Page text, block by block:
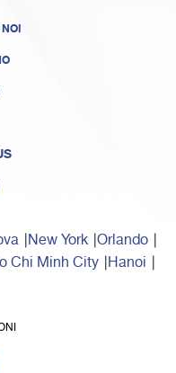
New York Orlando
Chi Minh City Hanoi